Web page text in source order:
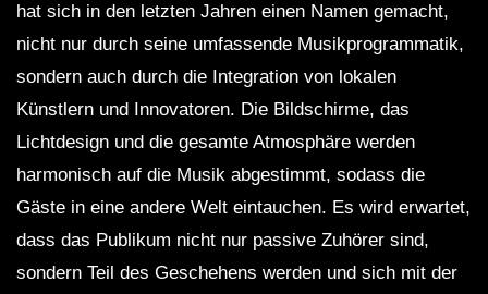
hat sich in den letzten Jahren einen Namen gemacht,
nicht nur durch seine umfassende Musikprogrammatik,
sondern auch durch die Integration von lokalen
Künstlern und Innovatoren. Die Bildschirme, das
Lichtdesign und die gesamte Atmosphäre werden
harmonisch auf die Musik abgestimmt, sodass die
Gäste in eine andere Welt eintauchen. Es wird erwartet,
dass das Publikum nicht nur passive Zuhörer sind,
sondern Teil des Geschehens werden und sich mit der